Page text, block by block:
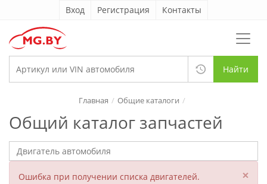
Вход Регистрация Контакты
Найти
Общий каталог запчастей
Главная Общие каталоги
Ошибка при получении списка двигателей. ×